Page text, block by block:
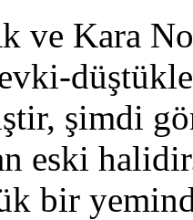
ve Kara
şimdi
eski
bir